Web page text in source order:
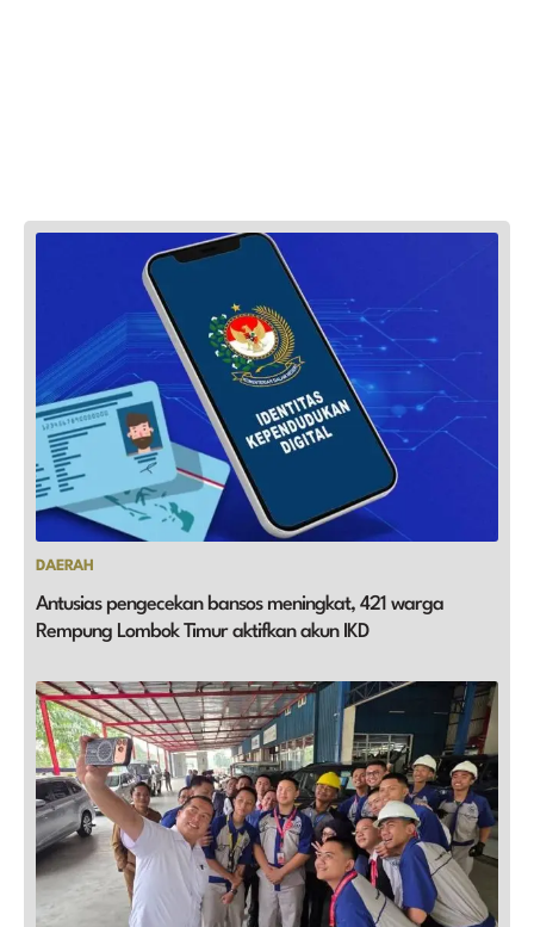
DAERAH
Antusias pengecekan bansos meningkat, 421 warga
Rempung Lombok Timur aktifkan akun IKD